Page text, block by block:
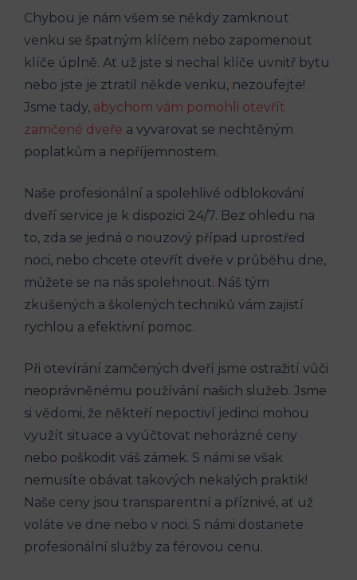
Chybou je nám⁤ všem se někdy zamknout
venku se špatným klíčem⁤ nebo zapomenout
klíče úplně.‍ Ať‌ už jste si nechal klíče uvnitř bytu
‌nebo jste je ztratil někde venku, nezoufejte!
Jsme tady, abychom vám ⁤pomohli otevřít
zamčené dveře a vyvarovat ⁣se nechtěným
poplatkům a nepříjemnostem.
Naše profesionální⁢ a spolehlivé odblokování
dveří service je ⁣k ⁢dispozici 24/7. Bez ohledu na
to, zda se‍ jedná o ⁤nouzový případ uprostřed
noci, ‍nebo chcete otevřít dveře v průběhu dne,​
můžete se na nás spolehnout. ‍Náš tým
zkušených a ‌školených ⁣techniků vám zajistí
rychlou a efektivní pomoc.
Při otevírání zamčených dveří jsme ostražití vůči
neoprávněnému‌ používání našich ​služeb. Jsme
si vědomi, ‌že někteří nepoctiví jedinci mohou
využít situace a vyúčtovat‍ nehorázné ⁢ceny‍
nebo poškodit váš zámek. S námi se však
nemusíte obávat takových nekalých praktik!
Naše ceny jsou ‌transparentní a příznivé,⁢ ať​ už
voláte ve⁢ dne nebo v ⁤noci. S námi dostanete
profesionální služby za férovou cenu.